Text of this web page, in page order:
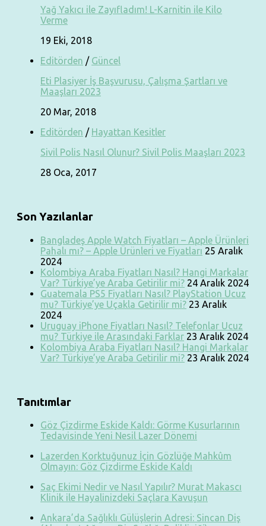
Yağ Yakıcı ile Zayıfladım! L-Karnitin ile Kilo
Verme
19 Eki, 2018
Editörden / Güncel
Eti Plasiyer İş Başvurusu, Çalışma Şartları ve
Maaşları 2023
20 Mar, 2018
Editörden / Hayattan Kesitler
Sivil Polis Nasıl Olunur? Sivil Polis Maaşları 2023
28 Oca, 2017
Son Yazılanlar
Bangladeş Apple Watch Fiyatları – Apple Ürünleri
Pahalı mı? – Apple Ürünleri ve Fiyatları 25 Aralık
2024
Kolombiya Araba Fiyatları Nasıl? Hangi Markalar
Var? Türkiye’ye Araba Getirilir mi? 24 Aralık 2024
Guatemala PS5 Fiyatları Nasıl? PlayStation Ucuz
mu? Türkiye’ye Uçakla Getirilir mi? 23 Aralık
2024
Uruguay iPhone Fiyatları Nasıl? Telefonlar Ucuz
mu? Türkiye ile Arasındaki Farklar 23 Aralık 2024
Kolombiya Araba Fiyatları Nasıl? Hangi Markalar
Var? Türkiye’ye Araba Getirilir mi? 23 Aralık 2024
Tanıtımlar
Göz Çizdirme Eskide Kaldı: Görme Kusurlarının
Tedavisinde Yeni Nesil Lazer Dönemi
Lazerden Korktuğunuz İçin Gözlüğe Mahkûm
Olmayın: Göz Çizdirme Eskide Kaldı
Saç Ekimi Nedir ve Nasıl Yapılır? Murat Makascı
Klinik ile Hayalinizdeki Saçlara Kavuşun
Ankara’da Sağlıklı Gülüşlerin Adresi: Sincan Diş